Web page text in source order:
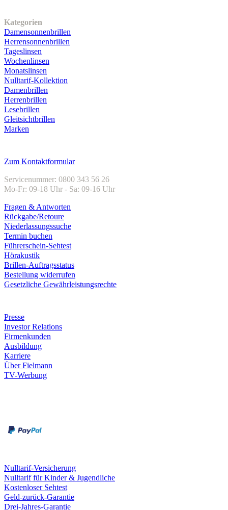
Kategorien
Damensonnenbrillen
Herrensonnenbrillen
Tageslinsen
Wochenlinsen
Monatslinsen
Nulltarif-Kollektion
Damenbrillen
Herrenbrillen
Lesebrillen
Gleitsichtbrillen
Marken
Zum Kontaktformular
Servicenummer: 0800 343 56 26
Mo-Fr: 09-18 Uhr - Sa: 09-16 Uhr
Fragen & Antworten
Rückgabe/Retoure
Niederlassungssuche
Termin buchen
Führerschein-Sehtest
Hörakustik
Brillen-Auftragsstatus
Bestellung widerrufen
Gesetzliche Gewährleistungsrechte
Presse
Investor Relations
Firmenkunden
Ausbildung
Karriere
Über Fielmann
TV-Werbung
Nulltarif-Versicherung
Nulltarif für Kinder & Jugendliche
Kostenloser Sehtest
Geld-zurück-Garantie
Drei-Jahres-Garantie